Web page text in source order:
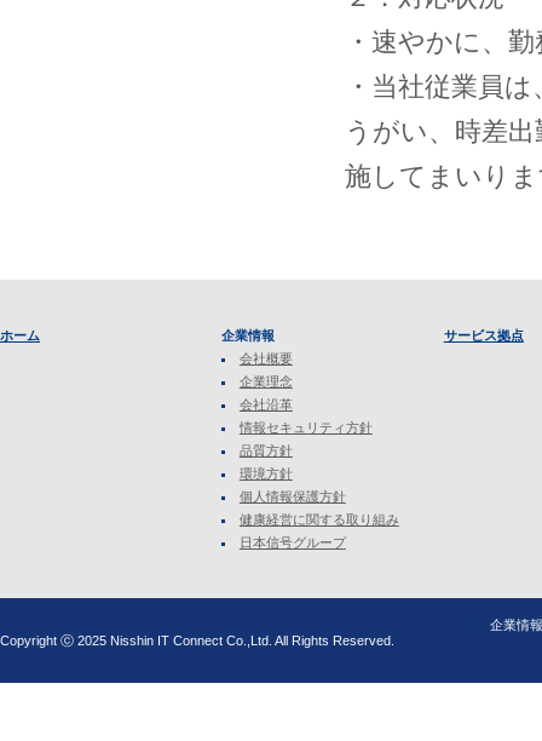
・速やかに、
・当社従業員
うがい、時差
施してまいり
ホーム
企業情報
会社概要
企業理念
会社沿革
情報セキュリティ方針
品質方針
環境方針
個人情報保護方針
健康経営に関する取り組み
日本信号グループ
サービス拠点
企業情報
Copyright ⓒ 2025 Nisshin IT Connect Co.,Ltd. All Rights Reserved.